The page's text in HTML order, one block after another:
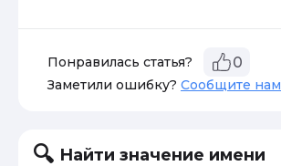
Понравилась статья? 0
Заметили ошибку? Сообщите нам
Найти значение имени